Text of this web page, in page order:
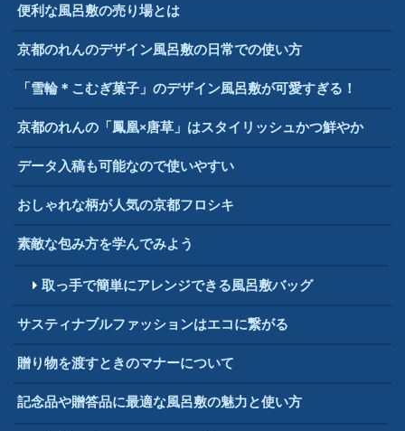
便利な風呂敷の売り場とは
京都のれんのデザイン風呂敷の日常での使い方
「雪輪＊こむぎ菓子」のデザイン風呂敷が可愛すぎる！
京都のれんの「鳳凰×唐草」はスタイリッシュかつ鮮やか
データ入稿も可能なので使いやすい
おしゃれな柄が人気の京都フロシキ
素敵な包み方を学んでみよう
取っ手で簡単にアレンジできる風呂敷バッグ
サスティナブルファッションはエコに繋がる
贈り物を渡すときのマナーについて
記念品や贈答品に最適な風呂敷の魅力と使い方